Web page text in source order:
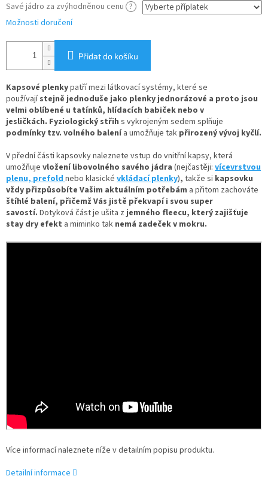
Savé jádro za zvýhodněnou cenu ?
Možnosti doručení
Přidat do košíku
Kapsové plenkypatří mezi látkovací systémy, které se
používajístejně jednoduše jako plenky jednorázové a proto jsou
velmi oblíbené u tatínků, hlídacích babiček nebo v
jesličkách. Fyziologický střih s vykrojeným sedem splňuje
podmínky tzv. volného balenía umožňuje tak přirozený vývoj kyčlí.
Vpřední části kapsovky naleznete vstup do vnitřní kapsy, která
umožňuje vloženílibovolného savého jádra (nejčastěji: vícevrstvou
plenu,prefoldnebo klasické vkládací plenky), takže si kapsovku
vždy přizpůsobíte Vašim aktuálním potřebám a přitom zachováte
štíhlé balení, přičemž Vás jistě překvapí i svou super
savostí. Dotyková část je ušita zjemného fleecu, který zajišťuje
stay dry efekt a miminko tak nemá zadeček v mokru.
Více informací naleznete níže v detailním popisu produktu.
Detailní informace